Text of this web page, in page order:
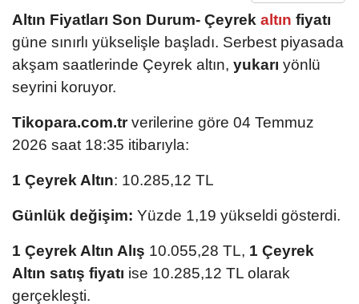
Altın Fiyatları Son Durum- Çeyrek altın fiyatı
güne sınırlı yükselişle başladı. Serbest piyasada
akşam saatlerinde Çeyrek altın, yukarı yönlü
seyrini koruyor.
Tikopara.com.trverilerine göre 04 Temmuz
2026 saat 18:35 itibarıyla:
1 Çeyrek Altın: 10.285,12 TL
Günlük değişim: Yüzde 1,19 yükseldi gösterdi.
1 Çeyrek Altın Alış 10.055,28 TL, 1 Çeyrek
Altın satış fiyatı ise 10.285,12 TL olarak
gerçekleşti.